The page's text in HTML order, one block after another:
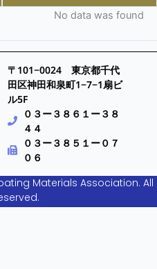
No data was found
〒101−0024 東京都千代
田区神田和泉町1−7−1扇ビ
ル5F
０３ー３８６１ー３８
４４
０３ー３８５１ー０７
０６
Materials Association. All